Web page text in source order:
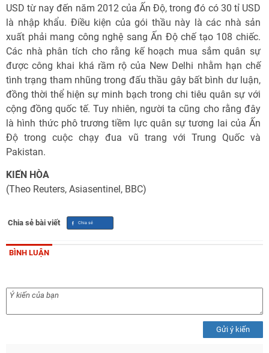
USD từ nay đến năm 2012 của Ấn Độ, trong đó có 30 tỉ USD
là nhập khẩu. Điều kiện của gói thầu này là các nhà sản
xuất phải mang công nghệ sang Ấn Độ chế tạo 108 chiếc.
Các nhà phân tích cho rằng kế hoạch mua sắm quân sự
được công khai khá rầm rộ của New Delhi nhằm hạn chế
tình trạng tham nhũng trong đấu thầu gây bất bình dư luận,
đồng thời thể hiện sự minh bạch trong chi tiêu quân sự với
cộng đồng quốc tế. Tuy nhiên, người ta cũng cho rằng đây
là hình thức phô trương tiềm lực quân sự tương lai của Ấn
Độ trong cuộc chạy đua vũ trang với Trung Quốc và
Pakistan.
KIẾN HÒA
(Theo Reuters, Asiasentinel, BBC)
Chia sẻ bài viết
BÌNH LUẬN
Gửi ý kiến